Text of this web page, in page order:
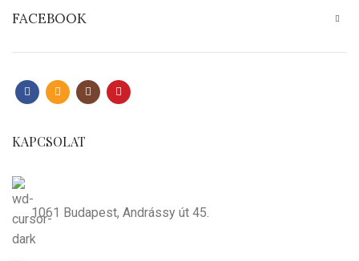
FACEBOOK
KAPCSOLAT
1061 Budapest, Andrássy út 45.